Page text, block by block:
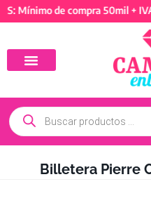
Mínimo de compra 50mil +
Billetera Pierre